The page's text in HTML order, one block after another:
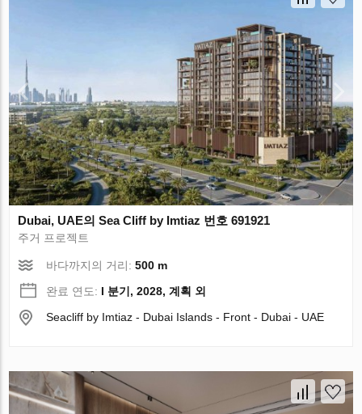
Dubai, UAE의 Sea Cliff by Imtiaz 번호 691921
주거 프로젝트
바다까지의 거리:500 m
완료 연도: I 분기, 2028, 계획 외
Seacliff by Imtiaz - Dubai Islands - Front - Dubai - UAE